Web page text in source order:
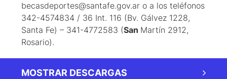
becasdeportes@santafe.gov.ar o a los teléfonos
342-4574834 / 36 Int. 116 (Bv. Gálvez 1228,
Santa Fe) – 341-4772583 (San Martín 2912,
Rosario).
MOSTRAR DESCARGAS